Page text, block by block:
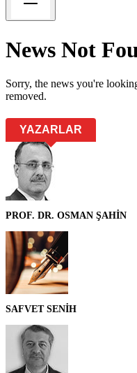
News Not
Sorry, the news you're
removed.
YAZARLAR
PROF. DR. OSMAN ŞAHİN
SAFVET SENİH